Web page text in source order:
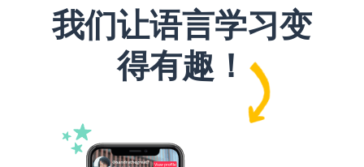
我们让语言学习变
得有趣！